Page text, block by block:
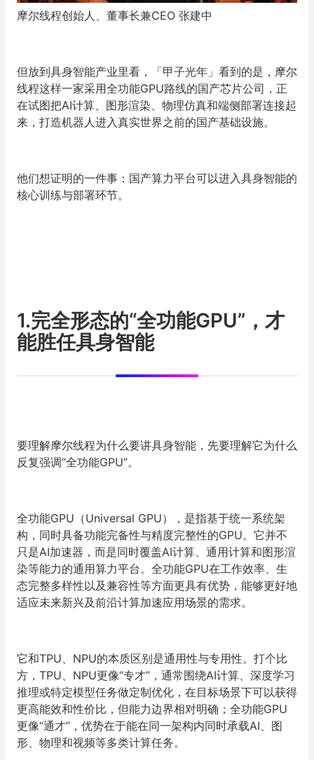
摩尔线程创始人、董事长兼CEO 张建中
但放到具身智能产业里看，「甲子光年」看到的是，摩尔
线程这样一家采用全功能GPU路线的国产芯片公司，正
在试图把AI计算、图形渲染、物理仿真和端侧部署连接起
来，打造机器人进入真实世界之前的国产基础设施。
他们想证明的一件事：国产算力平台可以进入具身智能的
核心训练与部署环节。
1.完全形态的“全功能GPU”，才
能胜任具身智能
要理解摩尔线程为什么要讲具身智能，先要理解它为什么
反复强调“全功能GPU”。
全功能GPU（Universal GPU），是指基于统一系统架
构，同时具备功能完备性与精度完整性的GPU。它并不
只是AI加速器，而是同时覆盖AI计算、通用计算和图形渲
染等能力的通用算力平台。全功能GPU在工作效率、生
态完整多样性以及兼容性等方面更具有优势，能够更好地
适应未来新兴及前沿计算加速应用场景的需求。
它和TPU、NPU的本质区别是通用性与专用性。打个比
方，TPU、NPU更像“专才”，通常围绕AI计算、深度学习
推理或特定模型任务做定制优化，在目标场景下可以获得
更高能效和性价比，但能力边界相对明确；全功能GPU
更像“通才”，优势在于能在同一架构内同时承载AI、图
形、物理和视频等多类计算任务。